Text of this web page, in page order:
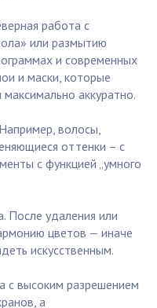
работа с
или размытию
и современных
и маски, которые
аккуратно.
волосы,
оттенки – с
с функцией „умного
После удаления или
цветов — иначе
искусственным.
с высоким разрешением
а